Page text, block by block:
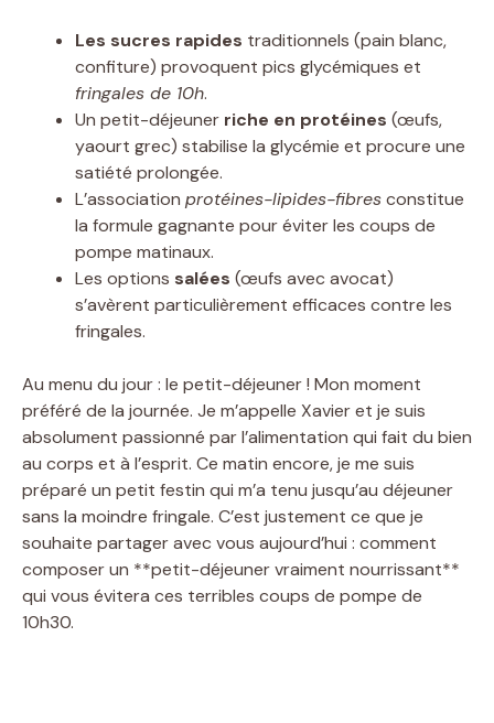
Les sucres rapides traditionnels (pain blanc,
confiture) provoquent pics glycémiques et
fringales de 10h.
Un petit-déjeuner riche en protéines (œufs,
yaourt grec) stabilise la glycémie et procure une
satiété prolongée.
L’association protéines-lipides-fibresconstitue
la formule gagnante pour éviter les coups de
pompe matinaux.
Les options salées (œufs avec avocat)
s’avèrent particulièrement efficaces contre les
fringales.
Au menu du jour : le petit-déjeuner ! Mon moment
préféré de la journée. Je m’appelle Xavier et je suis
absolument passionné par l’alimentation qui fait du bien
au corps et à l’esprit. Ce matin encore, je me suis
préparé un petit festin qui m’a tenu jusqu’au déjeuner
sans la moindre fringale. C’est justement ce que je
souhaite partager avec vous aujourd’hui : comment
composer un **petit-déjeuner vraiment nourrissant**
qui vous évitera ces terribles coups de pompe de
10h30.